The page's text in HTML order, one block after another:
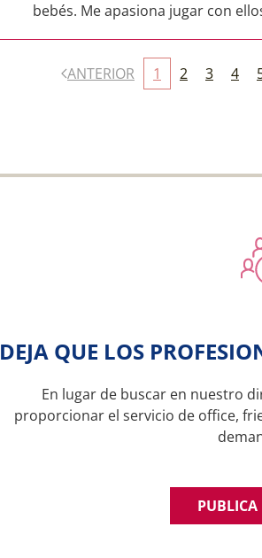
bebés. Me apasiona jugar con
ANTERIOR 1 2 3 4
DEJA QUE LOS
En lugar de buscar en nuestro
proporcionar el servicio de office,